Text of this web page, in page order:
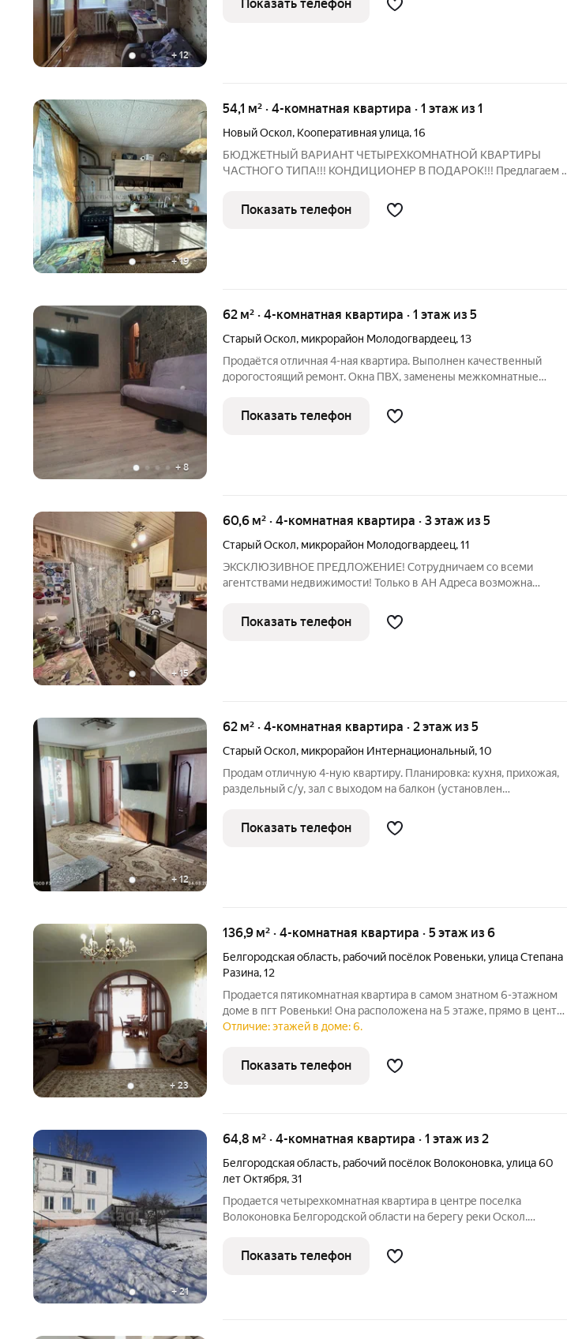
+ 12
Объект требует
Показать телефон
+19
54,1 м² · 4-комнатная квартира · 1 этаж из 1
Новый Оскол, Кооперативная улица,16
БЮДЖЕТНЫЙ ВАРИАНТ ЧЕТЫРЕХКОМНАТНОЙ КВАРТИРЫ
ЧАСТНОГО ТИПА!!! КОНДИЦИОНЕР В ПОДАРОК!!! Предлагаем к
расположенную в 10-ти минутах ходьбы от центра г. Новый Оскол,
общей площадью 54,1кв.м. Дом кирпичный,
Показать телефон
+ 8
62 м² · 4-комнатная квартира · 1 этаж из 5
Старый Оскол, микрорайон Молодогвардеец,13
Продаётся отличная 4-ная квартира. Выполнен качественный
дорогостоящий ремонт. Окна ПВХ, заменены межкомнатные
современный кафель, натяжные потолки, ламинат. Остаётся
кухонный гарнитур с
Показать телефон
+15
60,6 м² · 4-комнатная квартира · 3 этаж из 5
Старый Оскол, микрорайон Молодогвардеец,11
ЭКСКЛЮЗИВНОЕ ПРЕДЛОЖЕНИЕ! Сотрудничаем со всеми
агентствами недвижимости! Только в АН Адреса возможна
кв.м; Жилая - 44,38 кв.м; Площадь комнат 17,22; 9,15 кв.м;7.47 кв.м;
10.54; Кухня 5,68
Показать телефон
+12
62 м² · 4-комнатная квартира · 2 этаж из 5
Старый Оскол, микрорайон Интернациональный,10
Продам отличную 4-ную квартиру. Планировка: кухня, прихожая,
раздельный с/у, зал с выходом на балкон (установлен
качественный ремонт, залиты и выровнены полы, окна ПВХ,
балкон застеклен, заменена
Показать телефон
+23
136,9 м² · 4-комнатная квартира · 5 этаж из 6
Белгородская область, рабочий посёлок Ровеньки,улица Степана
Разина,12
Продается пятикомнатная квартира в самом знатном 6-этажном
доме в пгт Ровеньки! Она расположена на 5 этаже, прямо в центре
города тут все под рукой. Общая площадь 136,9 м, так что места
Отличие: этажей в доме: 6.
Показать телефон
+21
64,8 м² · 4-комнатная квартира · 1 этаж из 2
Белгородская область, рабочий посёлок Волоконовка,улица 60
лет Октября,31
Продается четырехкомнатная квартира в центре поселка
Волоконовка Белгородской области на берегу реки Оскол.
личным выходом на участок, земля под домом в собственности.
Материал стен кирпич.
Показать телефон